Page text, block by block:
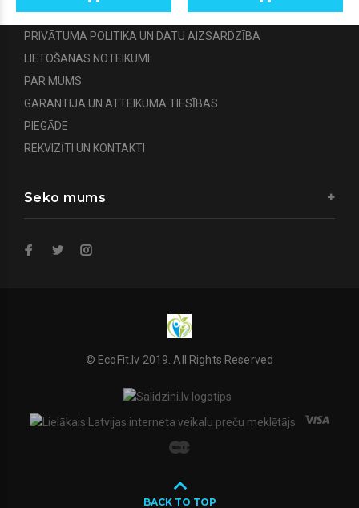
PRIVĀTUMA POLITIKA UN DATU AIZSARDZĪBA
LIETOŠANAS NOTEIKUMI
PAR MUMS
GARANTIJA UN ATTEIKUMA TIESĪBAS
PIEGĀDE
REKVIZĪTI UN KONTAKTI
Seko mums
© EcoFit.lv 2019. All Rights Reserved
BACK TO TOP